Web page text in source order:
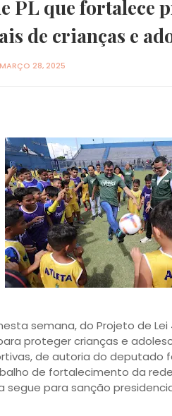
PL que fortalece
de crianças e
MARÇO 28, 2025
semana, do Projeto de
proteger crianças e
de autoria do deputado
de fortalecimento da
segue para sanção